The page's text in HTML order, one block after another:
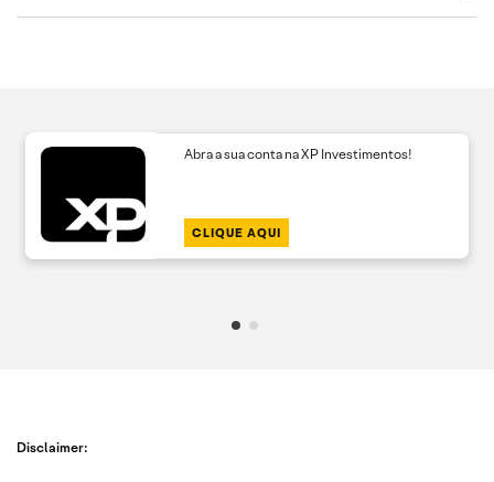
Abra a sua conta na XP Investimentos!
CLIQUE AQUI
Disclaimer: